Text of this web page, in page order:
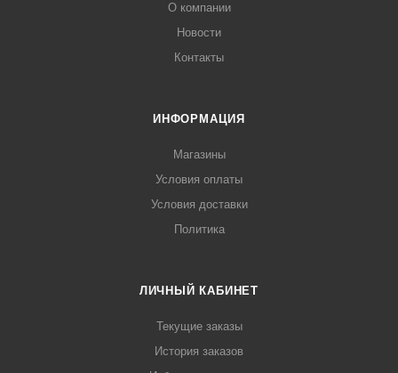
О компании
Новости
Контакты
ИНФОРМАЦИЯ
Магазины
Условия оплаты
Условия доставки
Политика
ЛИЧНЫЙ КАБИНЕТ
Текущие заказы
История заказов